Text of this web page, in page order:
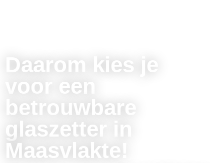
Daarom kies je
voor een
betrouwbare
glaszetter in
Maasvlakte!